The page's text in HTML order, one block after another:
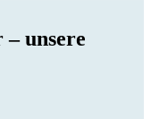
unsere